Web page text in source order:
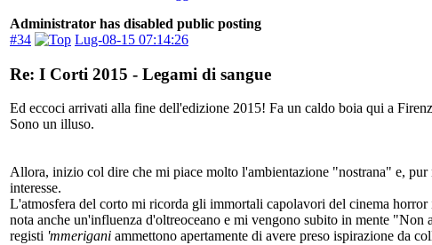
Administrator has disabled public posting
#34
Lug-08-15 07:14:26
Re: I Corti 2015 - Legami di sangue
Ed eccoci arrivati alla fine dell'edizione 2015! Fa un caldo boia qui a
Sono un illuso.
Allora, inizio col dire che mi piace molto l'ambientazione "nostrana" e,
interesse.
L'atmosfera del corto mi ricorda gli immortali capolavori del cinema
nota anche un'influenza d'oltreoceano e mi vengono subito in mente
registi 'mmerigani ammettono apertamente di avere preso ispirazione da